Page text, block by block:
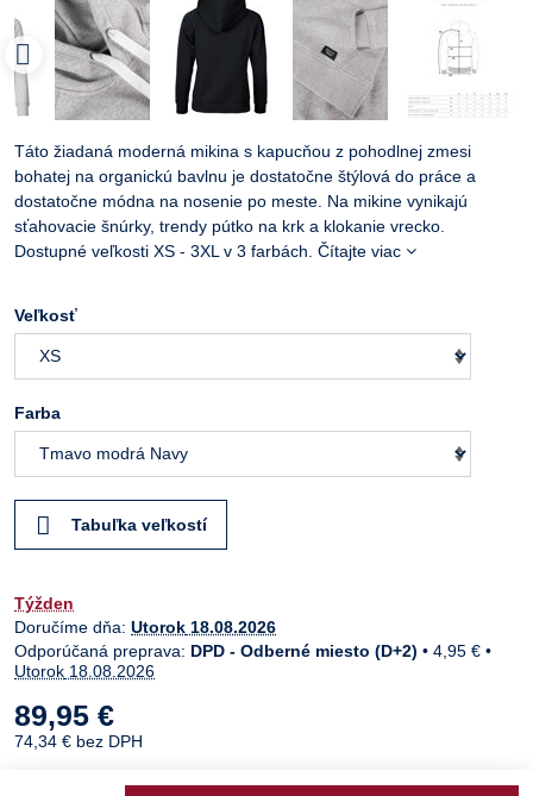
Táto žiadaná moderná mikina s kapucňou z pohodlnej zmesi
bohatej na organickú bavlnu je dostatočne štýlová do práce a
dostatočne módna na nosenie po meste. Na mikine vynikajú
sťahovacie šnúrky, trendy pútko na krk a klokanie vrecko.
Dostupné veľkosti XS - 3XL v 3 farbách. Čítajte viac
Veľkosť
Farba
Tabuľka veľkostí
Týžden
Doručíme dňa: Utorok 18.08.2026
DPD - Odberné miesto (D+2) • 4,95 € •
Utorok 18.08.2026
89,95 €
74,34 € bez DPH